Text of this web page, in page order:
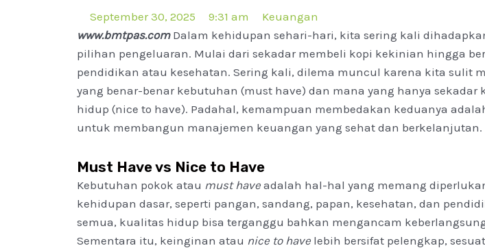
September 30, 2025 9:31 am
Keuangan
www.bmtpas.comDalam kehidupan sehari-hari, kita sering kali
pilihan pengeluaran. Mulai dari sekadar membeli kopi kekinian hingga
pendidikan atau kesehatan. Sering kali, dilema muncul karena kita sulit
yang benar-benar kebutuhan (must have) dan mana yang hanya sekadar
hidup (nice to have). Padahal, kemampuan membedakan keduanya
untuk membangun manajemen keuangan yang sehat dan berkelanjutan.
Must Have vs Nice to Have
Kebutuhan pokok atau must have adalah hal-hal yang memang
kehidupan dasar, seperti pangan, sandang, papan, kesehatan, dan
semua, kualitas hidup bisa terganggu bahkan mengancam
Sementara itu, keinginan atau nice to have lebih bersifat pelengkap,